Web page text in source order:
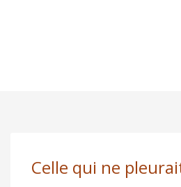
Celle qui ne